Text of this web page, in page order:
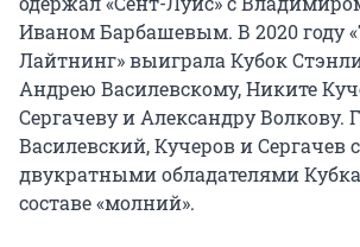
Иваном Барбашевым. В 2020 году
Лайтнинг» выиграла Кубок
Андрею Василевскому, Никите
Сергачеву и Александру Волкову.
Василевский, Кучеров и Сергачев
двукратными обладателями
составе «молний».